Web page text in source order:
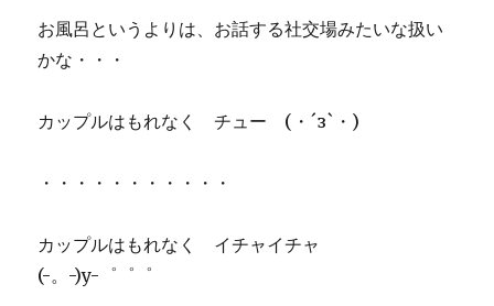
お風呂というよりは、お話する社交場みたいな扱い
かな・・・
カップルはもれなく チュー (・´з`・)
・・・・・・・・・・・
カップルはもれなく イチャイチャ
(-。-)y-゜゜゜